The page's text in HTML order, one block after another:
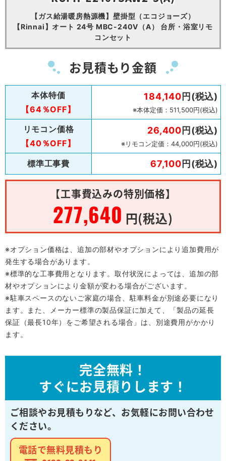
【ガス給湯暖房熱源機】壁掛型（エコジョーズ）
【Rinnai】オート 24号 MBC-240V（A） 台所・浴室リモ
コンセット
お見積もり金額
本体特価
【64％OFF】
184,140 円(税込)
※本体定価：511,500円(税込)
リモコン価格
【40％OFF】
26,400 円(税込)
※リモコン定価：44,000円(税込)
標準工事費 67,100 円(税込)
【工事費込みの特別価格】
277,640 円(税込)
※オプション価格は、追加の部材やオプションにより追加費用が
発生する場合があります。
※標準的な工事費用となります。取付状況によっては、追加の部
材やオプションにより金額が変わる場合がございます。
※駐車スペースのないご家庭の場合、駐車料金が別途必要になり
ます。また、メーカー標準の製品保証に加えて、「製品の延長
保証（最長10年）をご希望される場合」は、別途費用がかかり
ます。
完全無料！
すぐにお見積りします！
ご相談やお見積もりなど、 お気軽にお問い合わせ
ください。
電話で無料見積もり